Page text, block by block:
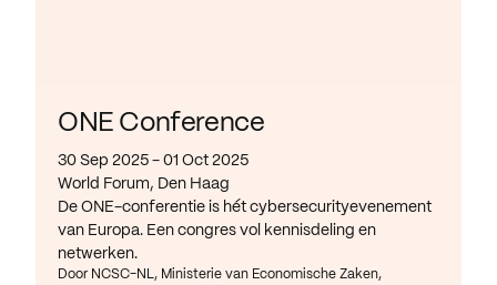
ONE Conference
30 Sep 2025 - 01 Oct 2025
World Forum, Den Haag
De ONE-conferentie is hét cybersecurityevenement
van Europa. Een congres vol kennisdeling en
netwerken.
Door NCSC-NL, Ministerie van Economische Zaken,